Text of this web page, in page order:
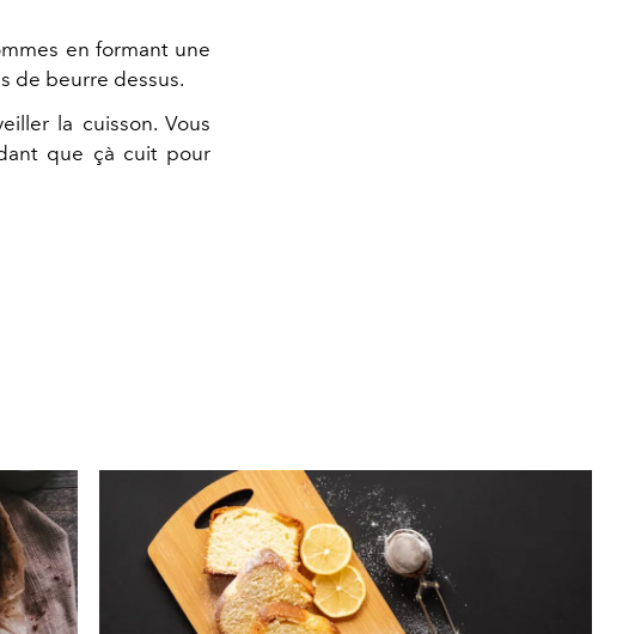
en formant une
de beurre dessus.
la cuisson. Vous
que çà cuit pour